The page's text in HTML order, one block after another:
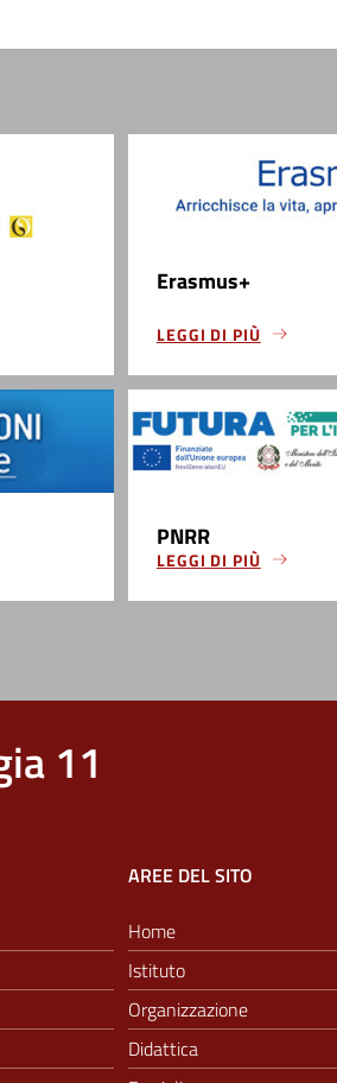
Erasmus+
LEGGI DI PIÙ
PNRR
LEGGI DI PIÙ
11
AREE DEL SITO
Home
Istituto
Organizzazione
Didattica